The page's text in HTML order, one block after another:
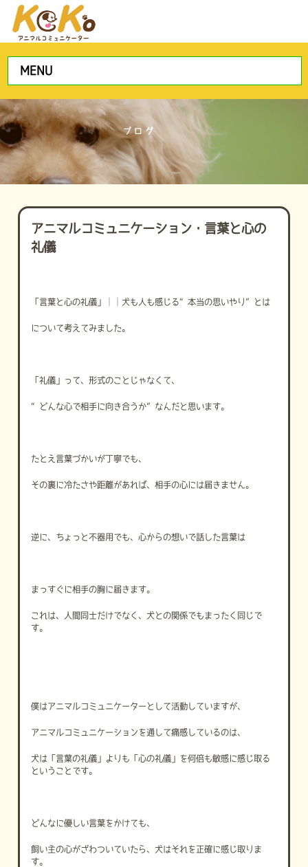
MENU
ブログ
アニマルコミュニケーション・言葉と心の
礼儀
「言葉と心の礼儀」──犬も人も感じる“本当の思いやり”とは
について考えてみました。
「礼儀」って、形式のことじゃなくて、
“どんな心で相手に向き合うか”なんだと思います。
たとえ言葉づかいが丁寧でも、
その裏に冷たさや距離があれば、相手の心には届きません。
逆に、ちょっと不器用でも、心からの想いで話した言葉は
まっすぐに相手の胸に届きます。
これは、人間同士だけでなく、犬との関係でもまったく同じで
す。
僕はアニマルコミュニケーターとして活動していますが、
アニマルコミュニケーションを通して痛感しているのは、
犬は「言葉の礼儀」よりも「心の礼儀」を何倍も敏感に感じ取る
ということです。
どんなに優しい言葉をかけても、
飼い主の心がざわついていたら、犬はそれを正確に感じ取りま
す。